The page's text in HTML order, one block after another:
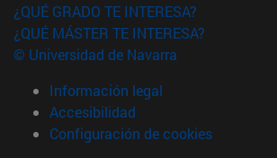
¿QUÉ GRADO TE INTERESA?
¿QUÉ MÁSTER TE INTERESA?
© Universidad de Navarra
Información legal
Accesibilidad
Configuración de cookies